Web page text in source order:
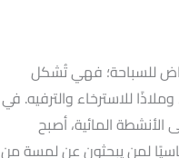
للسباحة؛ فهي تُشكل
للاسترخاء والترفيه. في
الأنشطة المائية، أصبح
لمن يبحثون عن لمسة من